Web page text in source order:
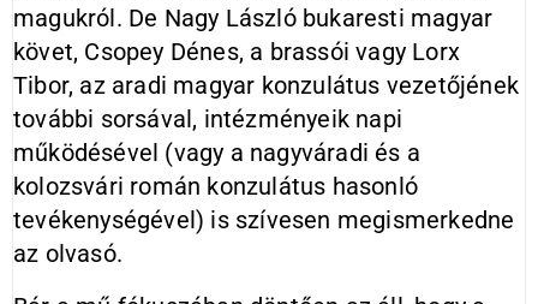
magukról. De Nagy László bukaresti magyar
követ, Csopey Dénes, a brassói vagy Lorx
Tibor, az aradi magyar konzulátus vezetőjének
további sorsával, intézményeik napi
működésével (vagy a nagyváradi és a
kolozsvári román konzulátus hasonló
tevékenységével) is szívesen megismerkedne
az olvasó.